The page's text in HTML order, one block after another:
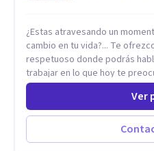
¿Estas atravesando un
cambio en tu vida?... Te
respetuoso donde podrás
trabajar en lo que hoy te preocupa. Me
Trastornos de Ansiedad y a lo
profesional he acompañado a
distintas problemáticas como
Autoestima, Gestión de la Ira,
Codependencia, Celos, entre
Ver